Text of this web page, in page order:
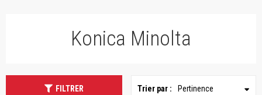
Konica Minolta
FILTRER Trier par : Pertinence